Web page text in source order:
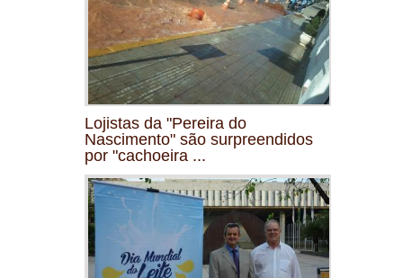
Lojistas da "Pereira do
Nascimento" são surpreendidos
por "cachoeira ...